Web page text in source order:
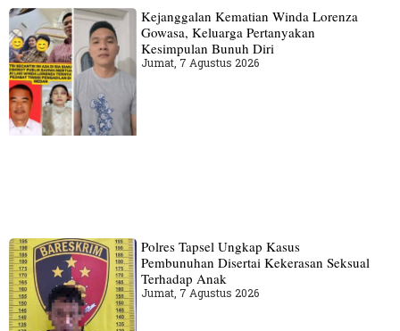
Kejanggalan Kematian Winda Lorenza
Gowasa, Keluarga Pertanyakan
Kesimpulan Bunuh Diri
Jumat, 7 Agustus 2026
Polres Tapsel Ungkap Kasus
Pembunuhan Disertai Kekerasan Seksual
Terhadap Anak
Jumat, 7 Agustus 2026